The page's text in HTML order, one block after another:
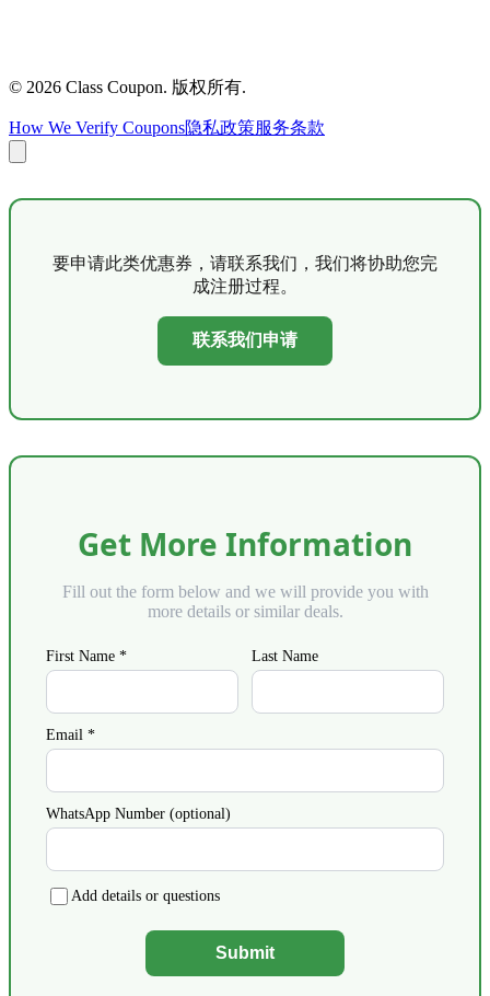
© 2026 Class Coupon. 版权所有.
How We Verify Coupons隐私政策服务条款
要申请此类优惠券，请联系我们，我们将协助您完
成注册过程。
联系我们申请
Get More Information
Fill out the form below and we will provide you with
more details or similar deals.
First Name * Last Name
Email *
WhatsApp Number (optional)
Add details or questions
Submit